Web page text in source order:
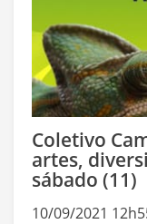
Coletivo
artes,
sábado (11)
10/09/2021